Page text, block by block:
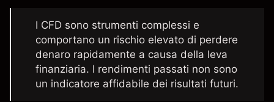
I CFD sono strumenti complessi e
comportano un rischio elevato di perdere
denaro rapidamente a causa della leva
finanziaria. I rendimenti passati non sono
un indicatore affidabile dei risultati futuri.